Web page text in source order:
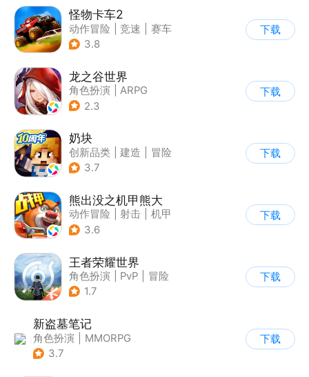
怪物卡车2
动作冒险 竞速
赛车
| 卡通
3.8
下载
龙之谷世界
角色扮演
ARPG
| 奇幻
2.3
下载
奶块
创新品类 建造
冒险
| 开放世界
3.7
下载
熊出没之机甲熊大
动作冒险 射击
机甲
| 熊出没
3.6
下载
王者荣耀世界
角色扮演 PvP
冒险
| 开放世界
1.7
下载
新盗墓笔记
角色扮演
MMORPG
| 冒险
3.7
下载